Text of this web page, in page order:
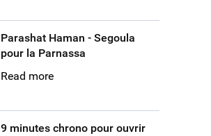
Parashat Haman - Segoula
pour la Parnassa
Read more
9 minutes chrono pour ouvrir